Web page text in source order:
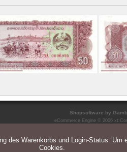
Shopsoftware by
eCommerce Engine © 2006
des Warenkorbs und Login-Status.
Cookies.